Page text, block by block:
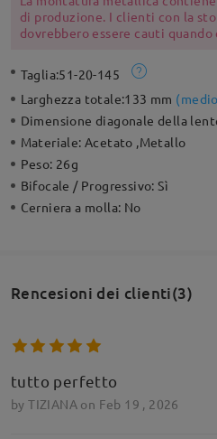
di produzione. I clienti con la
dovrebbero essere cauti
Taglia:51-20-145
Larghezza totale:133 mm (medio
Dimensione diagonale della
Materiale:Acetato ,Metallo
Peso: 26g
Bifocale / Progressivo:Sì
Cerniera a molla: No
Rencesioni dei clienti(3)
tutto perfetto
by TIZIANA on Feb 19 , 2026